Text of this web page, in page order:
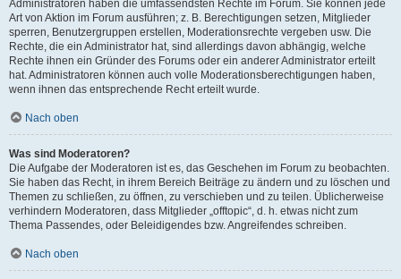
Administratoren haben die umfassendsten Rechte im Forum. Sie können jede
Art von Aktion im Forum ausführen; z. B. Berechtigungen setzen, Mitglieder
sperren, Benutzergruppen erstellen, Moderationsrechte vergeben usw. Die
Rechte, die ein Administrator hat, sind allerdings davon abhängig, welche
Rechte ihnen ein Gründer des Forums oder ein anderer Administrator erteilt
hat. Administratoren können auch volle Moderationsberechtigungen haben,
wenn ihnen das entsprechende Recht erteilt wurde.
Nach oben
Was sind Moderatoren?
Die Aufgabe der Moderatoren ist es, das Geschehen im Forum zu beobachten.
Sie haben das Recht, in ihrem Bereich Beiträge zu ändern und zu löschen und
Themen zu schließen, zu öffnen, zu verschieben und zu teilen. Üblicherweise
verhindern Moderatoren, dass Mitglieder „offtopic“, d. h. etwas nicht zum
Thema Passendes, oder Beleidigendes bzw. Angreifendes schreiben.
Nach oben